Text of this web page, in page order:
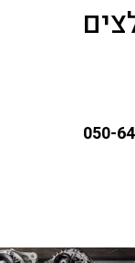
050-